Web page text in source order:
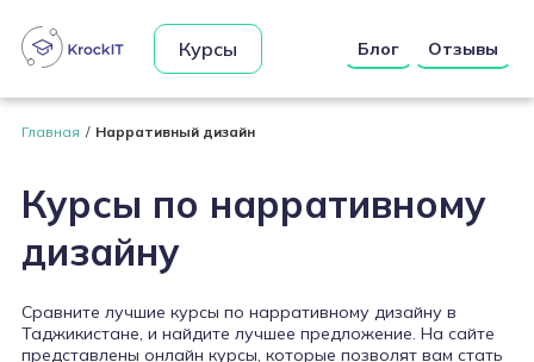
Курсы Блог Отзывы
Главная Нарративный дизайн
Курсы по нарративному
дизайну
Сравните лучшие курсы по нарративному дизайну в
Таджикистане, и найдите лучшее предложение. На сайте
представлены онлайн курсы, которые позволят вам стать